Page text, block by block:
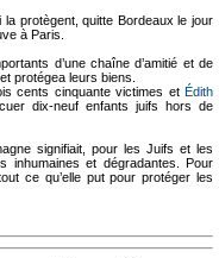
protègent, quitte Bordeaux le jour
à Paris.
d’une chaîne d’amitié et de
protégea leurs biens.
cents cinquante victimes et Édith
dix-neuf enfants juifs hors de
signifiait, pour les Juifs et les
inhumaines et dégradantes. Pour
ce qu’elle put pour protéger les